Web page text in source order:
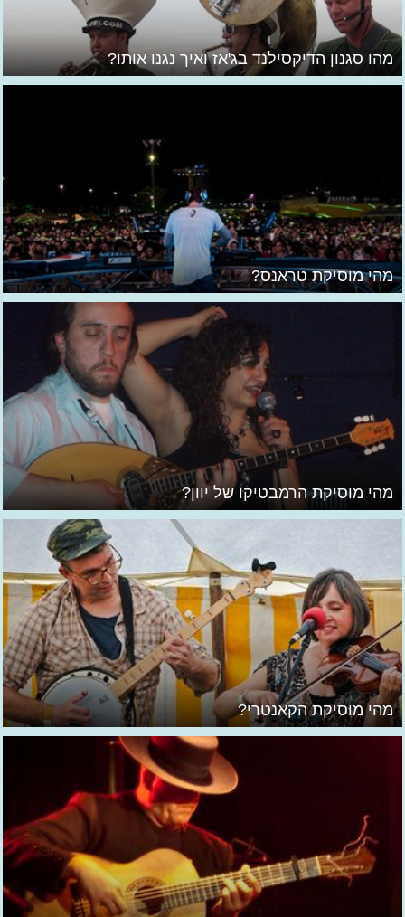
מהו סגנון הדיקסילנד בג'אז ואיך נגנו אותו?
מהי מוסיקת טראנס?
מהי מוסיקת הרמבטיקו של יוון?
מהי מוסיקת הקאנטרי?